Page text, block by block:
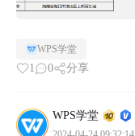
WPS学堂
1 0 分享
WPS学堂